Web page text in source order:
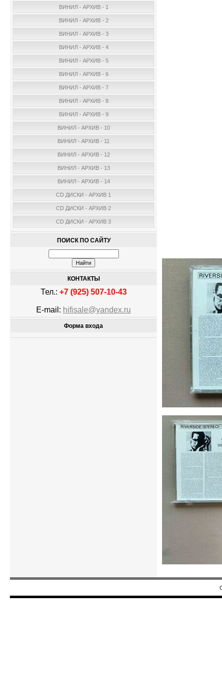
ВИНИЛ - АРХИВ - 1
ВИНИЛ - АРХИВ - 2
ВИНИЛ - АРХИВ - 3
ВИНИЛ - АРХИВ - 4
ВИНИЛ - АРХИВ - 5
ВИНИЛ - АРХИВ - 6
ВИНИЛ - АРХИВ - 7
ВИНИЛ - АРХИВ - 8
ВИНИЛ - АРХИВ - 9
ВИНИЛ - АРХИВ - 10
ВИНИЛ - АРХИВ - 11
ВИНИЛ - АРХИВ - 12
ВИНИЛ - АРХИВ - 13
ВИНИЛ - АРХИВ - 14
CD ДИСКИ - АРХИВ 1
CD ДИСКИ - АРХИВ 2
CD ДИСКИ - АРХИВ 3
ПОИСК ПО САЙТУ
КОНТАКТЫ
Тел.: +7 (925) 507-10-43
E-mail: hifisale@yandex.ru
Форма входа